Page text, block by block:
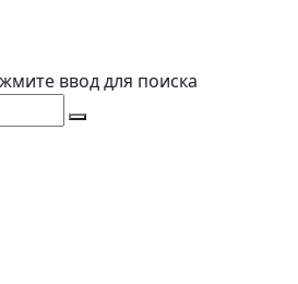
ввод для поиска